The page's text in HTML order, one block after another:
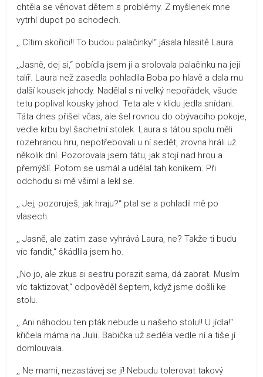
chtěla se věnovat dětem s problémy. Z myšlenek mne
vytrhl dupot po schodech.
,, Cítim skořici!! To budou palačinky!“ jásala hlasitě Laura.
,,Jasně, dej si,“ pobídla jsem jí a srolovala palačinku na její
talíř. Laura než zasedla pohladila Boba po hlavě a dala mu
další kousek jahody. Nadělal s ní velký nepořádek, všude
tetu poplival kousky jahod. Teta ale v klidu jedla snídani.
Táta dnes přišel včas, ale šel rovnou do obývacího pokoje,
vedle krbu byl šachetní stolek. Laura s tátou spolu měli
rozehranou hru, nepotřebovali u ní sedět, zrovna hráli už
několik dní. Pozorovala jsem tátu, jak stojí nad hrou a
přemýšlí. Potom se usmál a udělal tah koníkem. Při
odchodu si mě všiml a lekl se.
,, Jej, pozoruješ, jak hraju?“ ptal se a pohladil mě po
vlasech.
,, Jasně, ale zatím zase vyhrává Laura, ne? Takže ti budu
víc fandit,“ škádlila jsem ho.
,,No jo, ale zkus si sestru porazit sama, dá zabrat. Musím
víc taktizovat,“ odpověděl šeptem, když jsme došli ke
stolu.
,, Ani náhodou ten pták nebude u našeho stolu!! U jídla!“
křičela máma na Julii. Babička už seděla vedle ní a tiše jí
domlouvala.
,, Ne mami, nezastávej se jí! Nebudu tolerovat takový